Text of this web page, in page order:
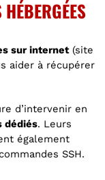
sur internet(site
aider à récupérer
d’intervenir en
dédiés. Leurs
également
SSH.